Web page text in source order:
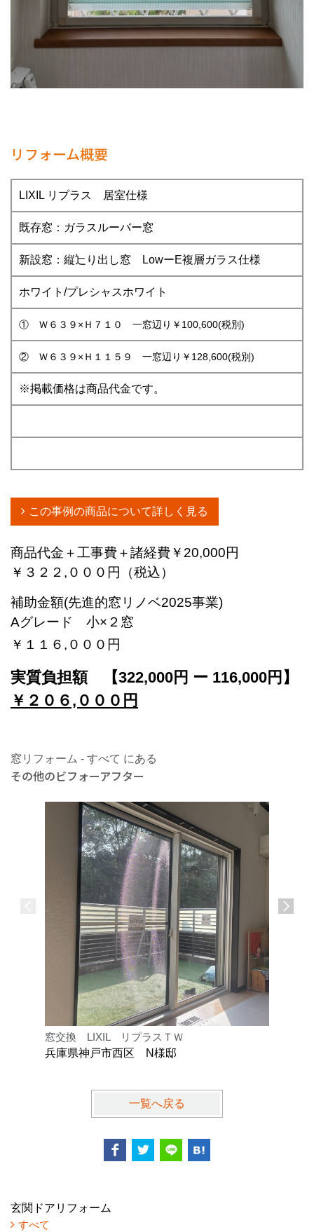
リフォーム概要
LIXIL リプラス 居室仕様
既存窓：ガラスルーバー窓
新設窓：縦辷り出し窓 LowーE複層ガラス仕様
ホワイト/プレシャスホワイト
① Ｗ６３９×Ｈ７１０ 一窓辺り￥100,600(税別)
② Ｗ６３９×Ｈ１１５９ 一窓辺り￥128,600(税別)
※掲載価格は商品代金です。
この事例の商品について詳しく見る
商品代金＋工事費＋諸経費￥20,000円
￥３２２,０００円（税込）
補助金額(先進的窓リノベ2025事業)
Aグレード 小×２窓
￥１１６,０００円
実質負担額 【322,000円 ー 116,000円】
￥２０６,０００円
窓リフォーム - すべて にある
その他のビフォーアフター
窓交換 LIXIL リプラスＴＷ
兵庫県神戸市西区 N様邸
一覧へ戻る
玄関ドアリフォーム
すべて